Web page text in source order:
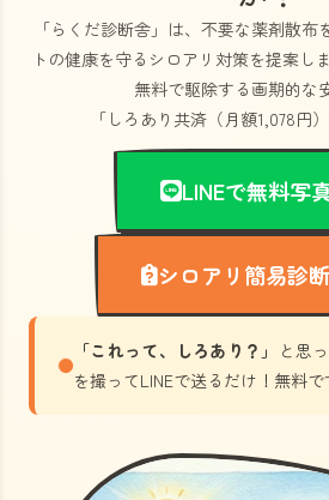
「らくだ診断舎」 は、不要な薬剤散布
トの健康を守るシロアリ対策を提案し
無料で駆除する画期的な
「しろあり共済（月額1,078円）
LINEで無料写
シロアリ簡易診
「これって、しろあり？」
と思
を撮ってLINEで送るだけ！無料で